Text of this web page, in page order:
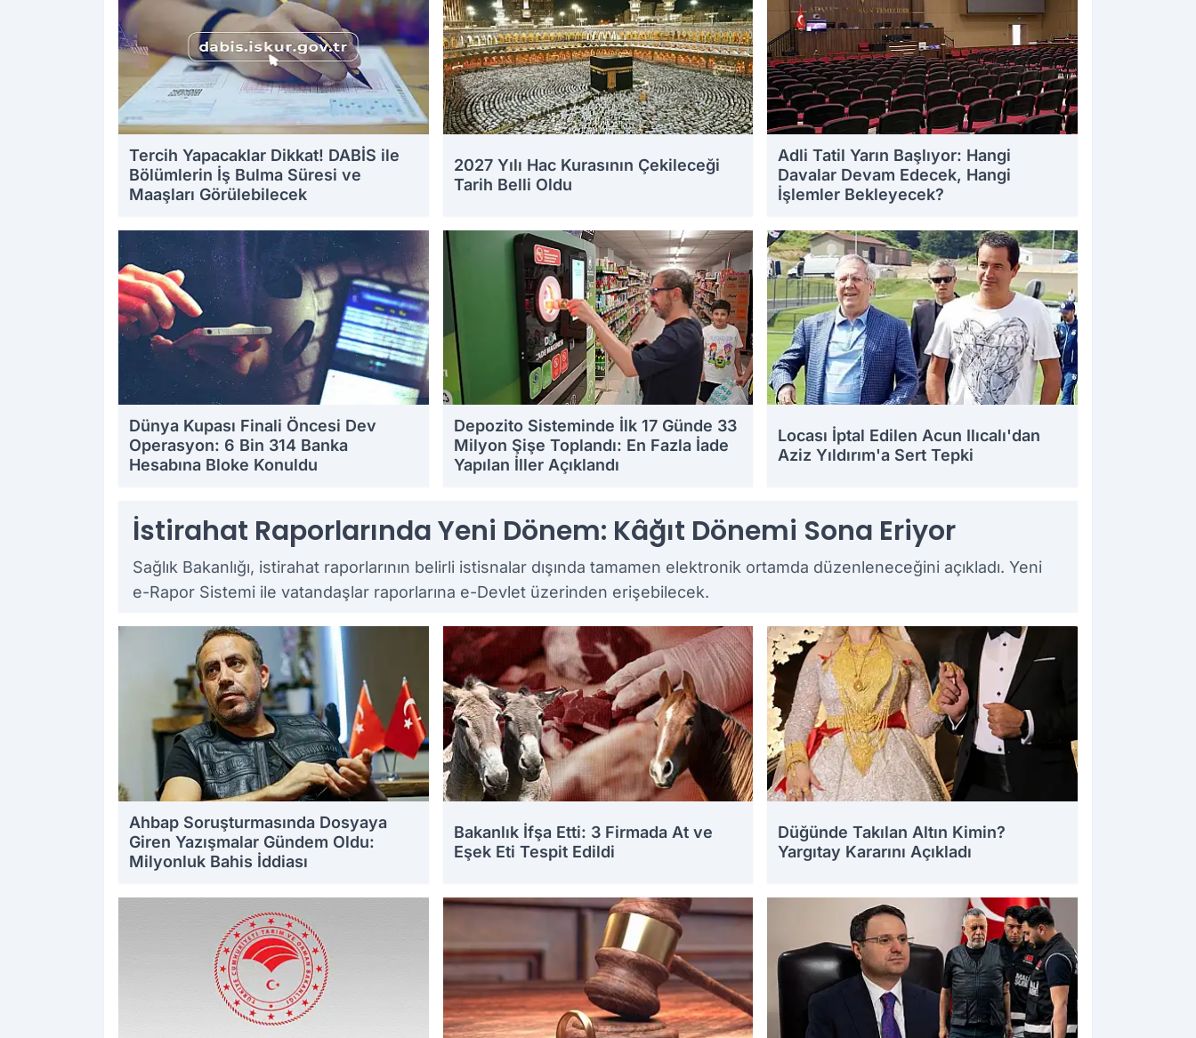
Tercih Yapacaklar Dikkat! DABİS ile
Bölümlerin İş Bulma Süresi ve
Maaşları Görülebilecek
2027 Yılı Hac Kurasının Çekileceği
Tarih Belli Oldu
Adli Tatil Yarın Başlıyor: Hangi
Davalar Devam Edecek, Hangi
İşlemler Bekleyecek?
Dünya Kupası Finali Öncesi Dev
Operasyon: 6 Bin 314 Banka
Hesabına Bloke Konuldu
Depozito Sisteminde İlk 17 Günde 33
Milyon Şişe Toplandı: En Fazla İade
Yapılan İller Açıklandı
Locası İptal Edilen Acun Ilıcalı'dan
Aziz Yıldırım'a Sert Tepki
İstirahat Raporlarında Yeni Dönem: Kâğıt Dönemi Sona Eriyor
Sağlık Bakanlığı, istirahat raporlarının belirli istisnalar dışında tamamen elektronik ortamda düzenleneceğini açıkladı. Yeni
e-Rapor Sistemi ile vatandaşlar raporlarına e-Devlet üzerinden erişebilecek.
18.07.2026 17:19
Ahbap Soruşturmasında Dosyaya
Giren Yazışmalar Gündem Oldu:
Milyonluk Bahis İddiası
Bakanlık İfşa Etti: 3 Firmada At ve
Eşek Eti Tespit Edildi
Düğünde Takılan Altın Kimin?
Yargıtay Kararını Açıkladı